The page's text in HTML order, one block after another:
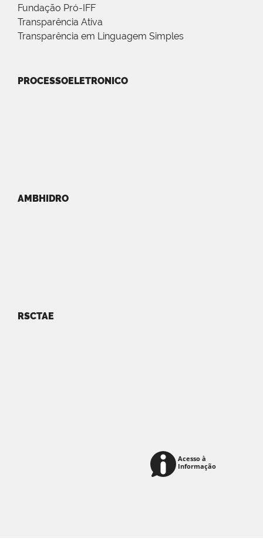
Fundação Pró-IFF
Transparência Ativa
Transparência em Linguagem Simples
PROCESSOELETRONICO
AMBHIDRO
RSCTAE